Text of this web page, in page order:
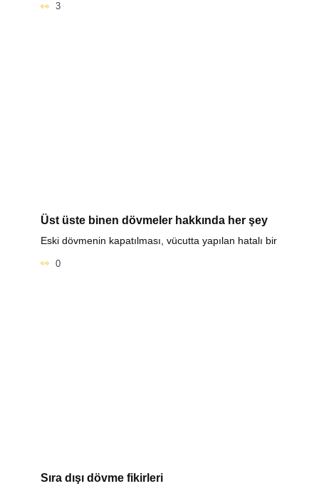
3
Üst üste binen dövmeler hakkında her şey
Eski dövmenin kapatılması, vücutta yapılan hatalı bir
0
Sıra dışı dövme fikirleri